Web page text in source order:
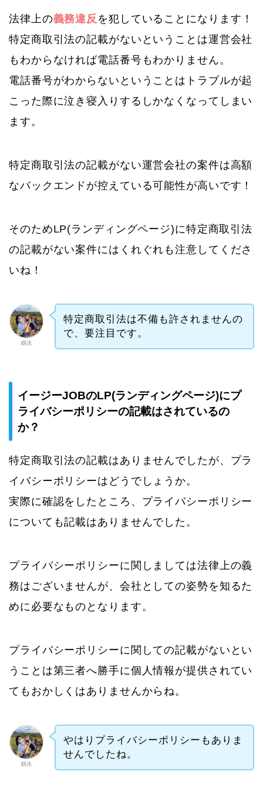
法律上の義務違反 を犯していることになります！
特定商取引法の記載がないということは運営会社
もわからなければ電話番号もわかりません。
電話番号がわからないということはトラブルが起
こった際に泣き寝入りするしかなくなってしまい
ます。
特定商取引法の記載がない運営会社の案件は高額
なバックエンドが控えている可能性が高いです！
そのためLP(ランディングページ)に特定商取引法
の記載がない案件にはくれぐれも注意してくださ
いね！
釼法
特定商取引法は不備も許されませんの
で、要注目です。
イージーJOBのLP(ランディングページ)にプ
ライバシーポリシーの記載はされているの
か？
特定商取引法の記載はありませんでしたが、プラ
イバシーポリシーはどうでしょうか。
実際に確認をしたところ、プライバシーポリシー
についても記載はありませんでした。
プライバシーポリシーに関しましては法律上の義
務はございませんが、会社としての姿勢を知るた
めに必要なものとなります。
プライバシーポリシーに関しての記載がないとい
うことは第三者へ勝手に個人情報が提供されてい
てもおかしくはありませんからね。
釼法
やはりプライバシーポリシーもありま
せんでしたね。